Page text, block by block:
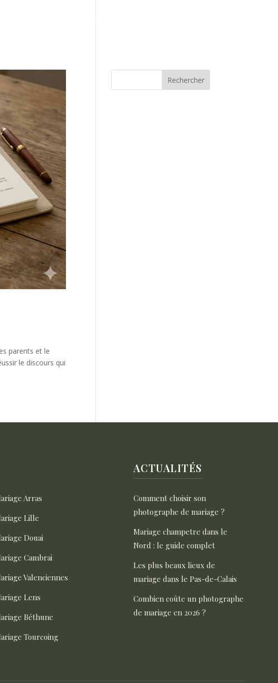
Espace client
parents et le
le discours qui
Rechercher
Arras
Lille
Douai
Cambrai
Valenciennes
Lens
Béthune
Tourcoing
ACTUALITÉS
Comment choisir son
photographe de mariage ?
Mariage champetre dans le
Nord : le guide complet
Les plus beaux lieux de
mariage dans le Pas-de-Calais
Combien coûte un photographe
de mariage en 2026 ?